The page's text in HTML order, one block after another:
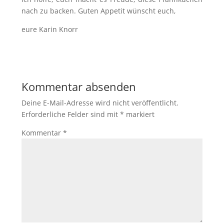
nach zu backen. Guten Appetit wünscht euch,
eure Karin Knorr
Kommentar absenden
Deine E-Mail-Adresse wird nicht veröffentlicht.
Erforderliche Felder sind mit * markiert
Kommentar *